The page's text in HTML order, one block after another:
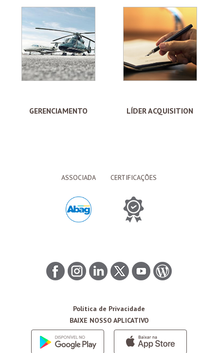
GERENCIAMENTO LÍDER ACQUISITION
ASSOCIADA CERTIFICAÇÕES
Política de Privacidade
BAIXE NOSSO APLICATIVO